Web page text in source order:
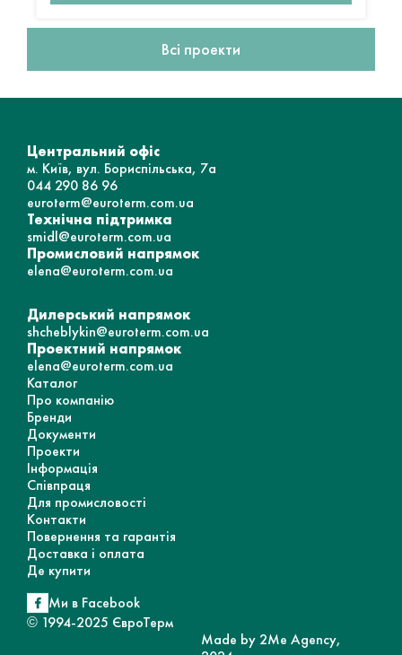
Всі проекти
Центральний офіс
м. Київ, вул. Бориспільська, 7а
044 290 86 96
euroterm@euroterm.com.ua
Технічна підтримка
smidl@euroterm.com.ua
Промисловий напрямок
elena@euroterm.com.ua
Дилерський напрямок
shcheblykin@euroterm.com.ua
Проектний напрямок
elena@euroterm.com.ua
Каталог
Про компанію
Бренди
Документи
Проекти
Інформація
Співпраця
Для промисловості
Контакти
Повернення та гарантія
Доставка і оплата
Де купити
Ми в Facebook
© 1994-2025 ЄвроТерм
Made by 2Me Agency,